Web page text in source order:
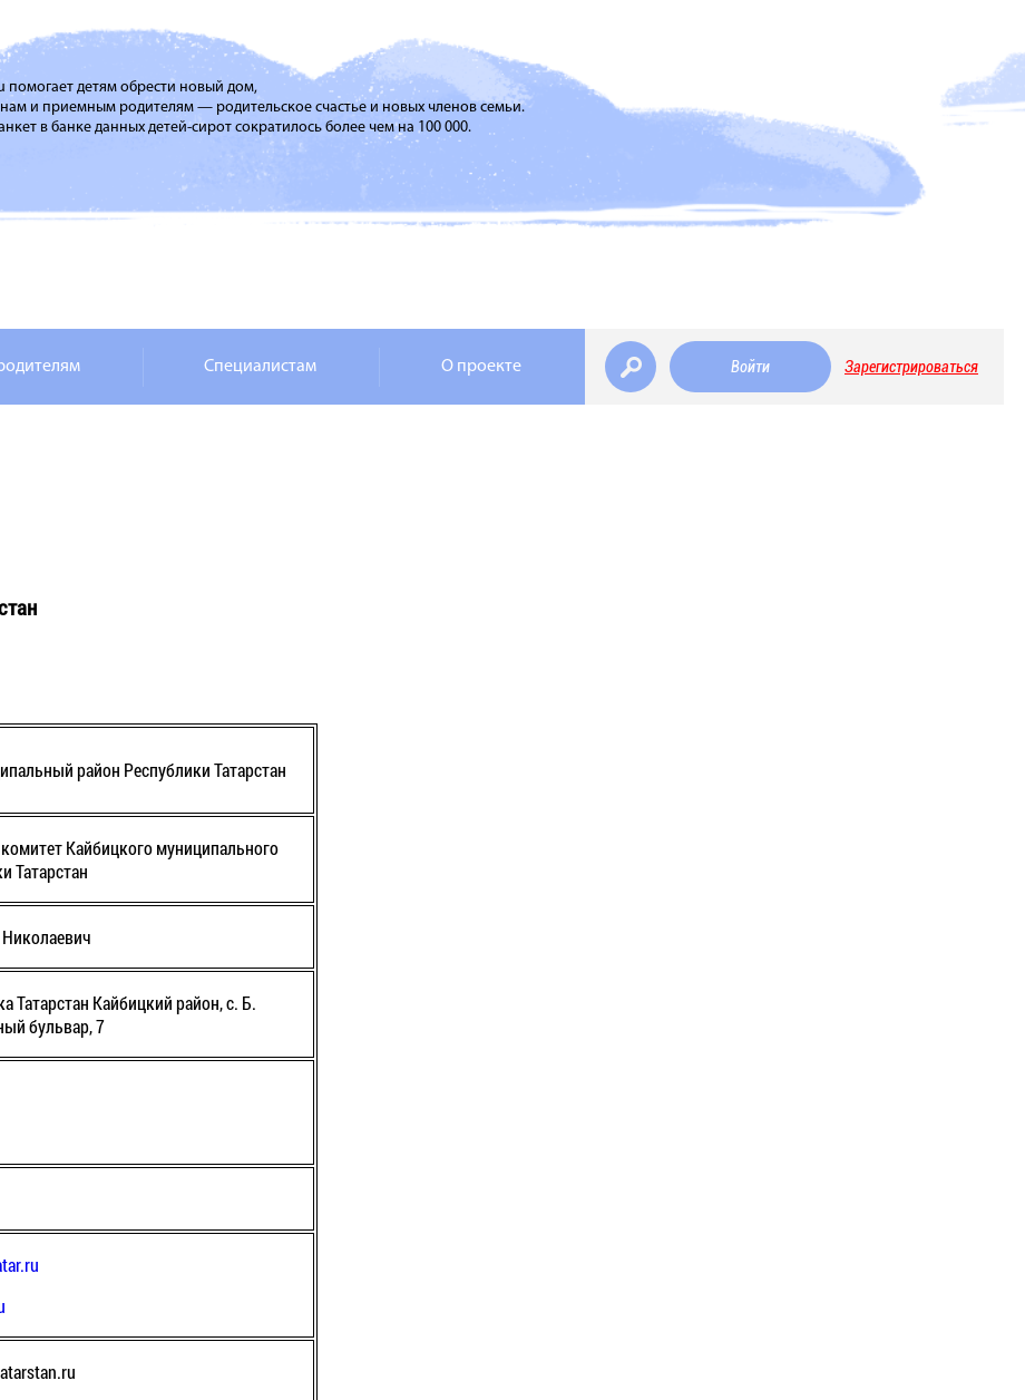
помогает детям обрести новый дом,
и приемным родителям — родительское счастье и новых членов семьи.
в банке данных детей-сирот сократилось более чем на 100 000.
Специалистам О проекте Войти Зарегистрироваться
район Республики Татарстан
Кайбицкого муниципального
Татарстан
Татарстан Кайбицкий район, с. Б.
бульвар, 7